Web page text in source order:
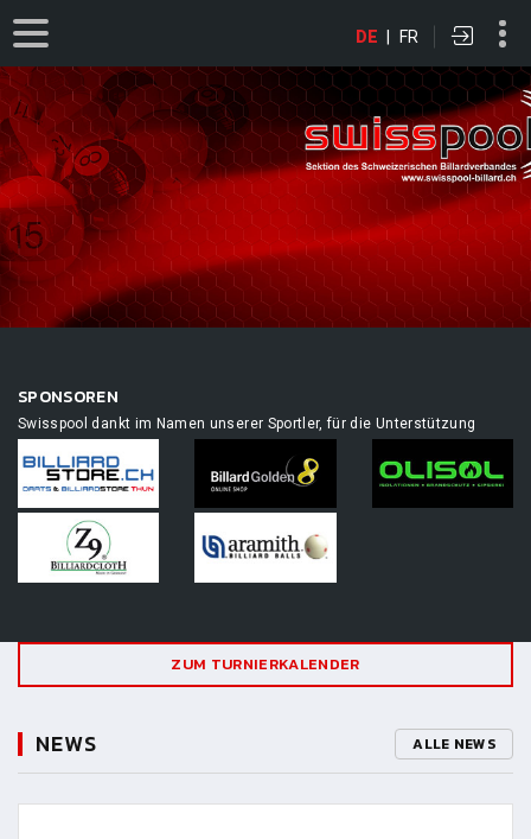
DE | FR
SPONSOREN
Swisspool dankt im Namen unserer Sportler, für die Unterstützung
ZUM TURNIERKALENDER
NEWS ALLE NEWS